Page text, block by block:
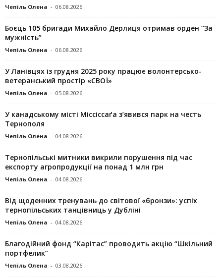
Чепіль Олена - 06.08.2026
Боєць 105 бригади Михайло Дерлиця отримав орден “За
мужність”
Чепіль Олена - 06.08.2026
У Ланівцях із грудня 2025 року працює волонтерсько-
ветеранський простір «СВОЇ»
Чепіль Олена - 05.08.2026
У канадському місті Міссіссаґа з’явився парк на честь
Тернополя
Чепіль Олена - 04.08.2026
Тернопільські митники викрили порушення під час
експорту агропродукції на понад 1 млн грн
Чепіль Олена - 04.08.2026
Від щоденних тренувань до світової «бронзи»: успіх
тернопільських танцівниць у Дубліні
Чепіль Олена - 04.08.2026
Благодійний фонд “Карітас” проводить акцію “Шкільний
портфелик”
Чепіль Олена - 03.08.2026